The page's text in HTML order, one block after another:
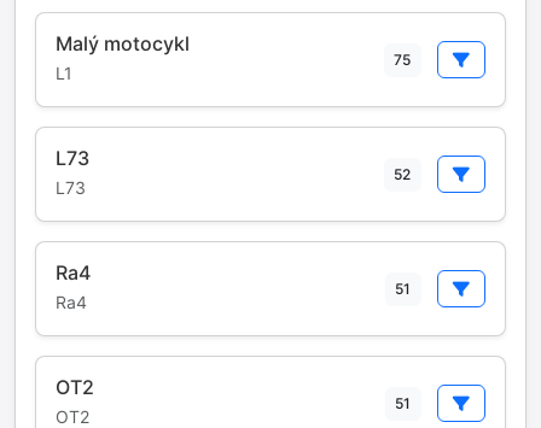
Malý motocykl
L1
75
L73
L73
52
Ra4
Ra4
51
OT2
OT2
51